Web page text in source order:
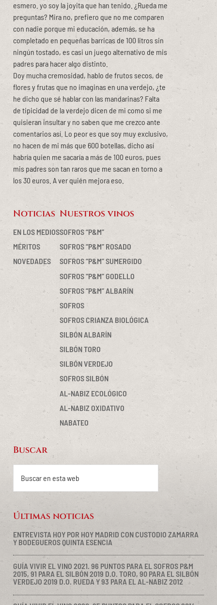
Barra
lateral
principal
Noticias
EN LOS MEDIOS
MÉRITOS
NOVEDADES
Nuestros vinos
SOFROS “P&M”
SOFROS “P&M” ROSADO
SOFROS “P&M” SUMERGIDO
SOFROS “P&M” GODELLO
SOFROS “P&M” ALBARÍN
SOFROS
SOFROS CRIANZA BIOLÓGICA
SILBÓN ALBARÍN
SILBÓN TORO
SILBÓN VERDEJO
SOFROS SILBÓN
AL-NABIZ ECOLÓGICO
AL-NABIZ OXIDATIVO
NABATEO
esmero. yo soy la joyita que han tenido. ¿Rueda me
preguntas? Mira no, prefiero que no me comparen
con nadie porque mi educación, además, se ha
completado en pequeñas barricas de 100 litros sin
ningún tostado, es casi un juego alternativo de mis
padres para hacer algo distinto.
Doy mucha cremosidad, hablo de frutos secos, de
flores y frutas que no imaginas en una verdejo, ¿te
he dicho que sé hablar con las mandarinas? Falta
de tipicidad de la verdejo dicen de mi como si me
quisieran insultar y no saben que me crezco ante
comentarios así. Lo peor es que soy muy exclusivo,
no hacen de mi más que 600 botellas, dicho así
habría quien me sacaría a más de 100 euros, pues
mis padres son tan raros que me sacan en torno a
los 30 euros. A ver quién mejora eso.
Footer
Buscar
esta
Últimas noticias
ENTREVISTA HOY POR HOY MADRID CON CUSTODIO ZAMARRA
Y BODEGUEROS QUINTA ESENCIA
GUÍA VIVIR EL VINO 2021. 96 PUNTOS PARA EL SOFROS P&M
2015, 91 PARA EL SILBÓN 2019 D.O. TORO, 90 PARA EL SILBÓN
VERDEJO 2019 D.O. RUEDA Y 93 PARA EL AL-NABIZ 2012